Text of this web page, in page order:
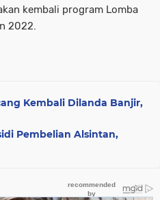
kembali program Lomba
2022.
Kembali Dilanda Banjir,
Pembelian Alsintan,